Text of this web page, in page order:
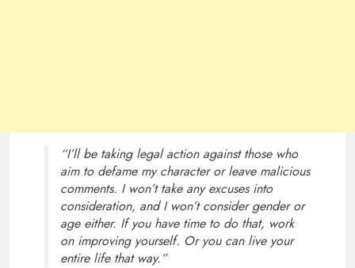
“I’ll be taking legal action against those who
aim to defame my character or leave malicious
comments. I won’t take any excuses into
consideration, and I won’t consider gender or
age either. If you have time to do that, work
on improving yourself. Or you can live your
entire life that way.”